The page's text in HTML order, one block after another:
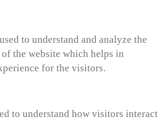
to understand and analyze the
the website which helps in
for the visitors.
to understand how visitors interact